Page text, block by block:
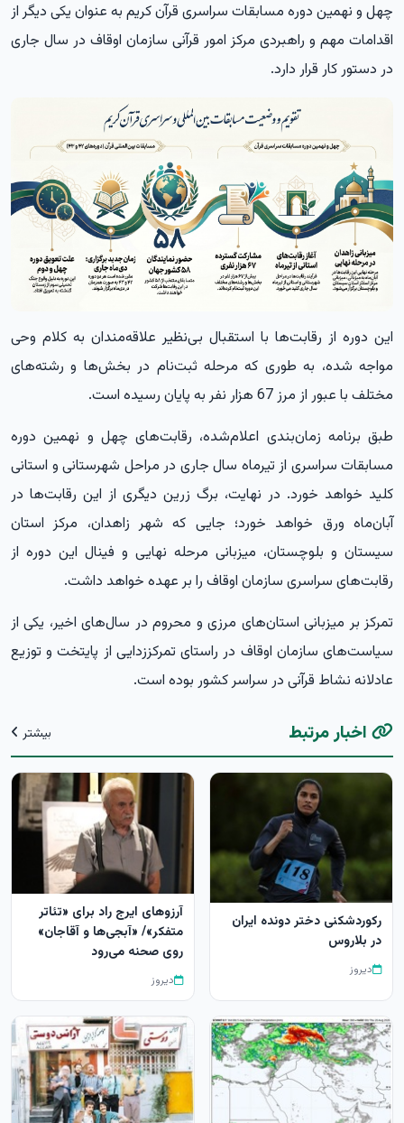
چهل و نهمین دوره مسابقات سراسری قرآن کریم به عنوان یکی دیگر از
اقدامات مهم و راهبردی مرکز امور قرآنی سازمان اوقاف در سال جاری
در دستور کار قرار دارد.
این دوره از رقابت‌ها با استقبال بی‌نظیر علاقه‌مندان به کلام وحی
مواجه شده، به طوری که مرحله ثبت‌نام در بخش‌ها و رشته‌های
مختلف با عبور از مرز 67 هزار نفر به پایان رسیده است.
طبق برنامه زمان‌بندی اعلام‌شده، رقابت‌های چهل و نهمین دوره
مسابقات سراسری از تیرماه سال جاری در مراحل شهرستانی و استانی
کلید خواهد خورد. در نهایت، برگ زرین دیگری از این رقابت‌ها در
آبان‌ماه ورق خواهد خورد؛ جایی که شهر زاهدان، مرکز استان
سیستان و بلوچستان، میزبانی مرحله نهایی و فینال این دوره از
رقابت‌های سراسری سازمان اوقاف را بر عهده خواهد داشت.
تمرکز بر میزبانی استان‌های مرزی و محروم در سال‌های اخیر، یکی از
سیاست‌های سازمان اوقاف در راستای تمرکززدایی از پایتخت و توزیع
عادلانه نشاط قرآنی در سراسر کشور بوده است.
اخبار مرتبط بیشتر
رکوردشکنی دختر دونده ایران
در بلاروس
دیروز
آرزوهای ایرج راد برای «تئاتر
متفکر»/ «آبجی‌ها و آقاجان»
روی صحنه می‌رود
دیروز